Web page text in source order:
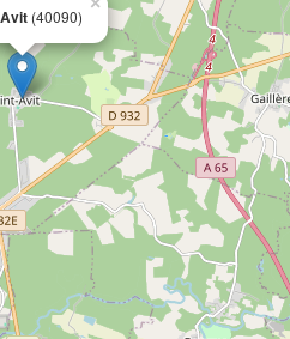
(40090)